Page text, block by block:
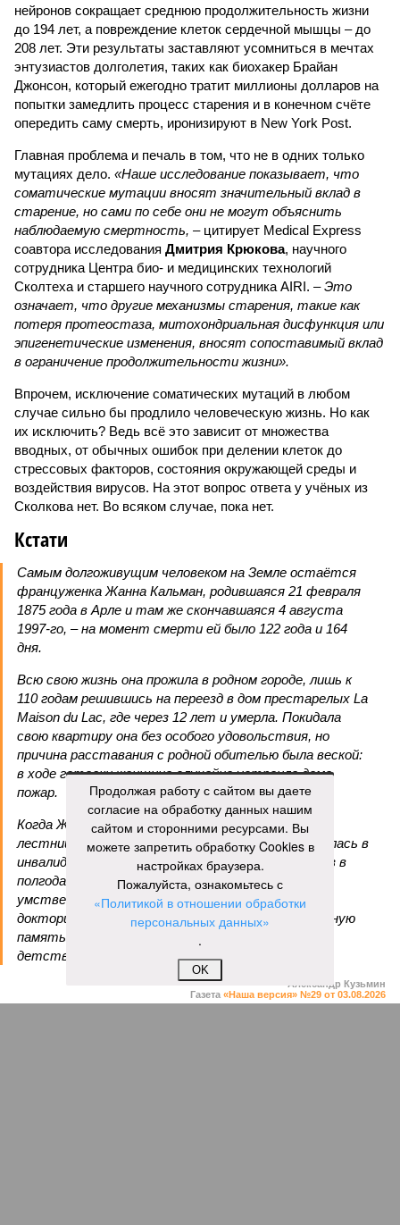
нейронов сокращает среднюю продолжительность жизни
до 194 лет, а повреждение клеток сердечной мышцы – до
208 лет. Эти результаты заставляют усомниться в мечтах
энтузиастов долголетия, таких как биохакер Брайан
Джонсон, который ежегодно тратит миллионы долларов на
попытки замедлить процесс старения и в конечном счёте
опередить саму смерть, иронизируют в New York Post.
Главная проблема и печаль в том, что не в одних только
мутациях дело. «Наше исследование показывает, что
соматические мутации вносят значительный вклад в
старение, но сами по себе они не могут объяснить
наблюдаемую смертность, –цитирует Medical Express
соавтора исследования Дмитрия Крюкова, научного
сотрудника Центра био- и медицинских технологий
Сколтеха и старшего научного сотрудника AIRI. –Это
означает, что другие механизмы старения, такие как
потеря протеостаза, митохондриальная дисфункция или
эпигенетические изменения, вносят сопоставимый вклад
в ограничение продолжительности жизни».
Впрочем, исключение соматических мутаций в любом
случае сильно бы продлило человеческую жизнь. Но как
их исключить? Ведь всё это зависит от множества
вводных, от обычных ошибок при делении клеток до
стрессовых факторов, состояния окружающей среды и
воздействия вирусов. На этот вопрос ответа у учёных из
Сколкова нет. Во всяком случае, пока нет.
Кстати
Самым долгоживущим человеком на Земле остаётся
француженка Жанна Кальман, родившаяся 21 февраля
1875 года в Арле и там же скончавшаяся 4 августа
1997-го, – на момент смерти ей было 122 года и 164
дня.
Всю свою жизнь она прожила в родном городе, лишь к
110 годам решившись на переезд в дом престарелых La
Maison du Lac, где через 12 лет и умерла. Покидала
свою квартиру она без особого удовольствия, но
причина расставания с родной обителью была веской:
в ходе готовки женщина случайно устроила дома
пожар.
Когда Жанне Кальман было 115 лет, она упала с
лестницы и сломала бедро и с тех пор передвигалась в
инвалидном кресле. Нейропсихолог Карен Ричи раз в
полгода проводила исследования психического и
умственного состояния старушки: по словам
докторши, Кальман до самого конца сохраняла ясную
память и ум, рассказывая Ричи стихи из своего
детства и решая арифметические задачки.
Александр Кузьмин
Газета «Наша версия» №29 от 03.08.2026
Продолжая работу с сайтом вы даете
согласие на обработку данных нашим
сайтом и сторонними ресурсами. Вы
можете запретить обработку Cookies в
настройках браузера.
Пожалуйста, ознакомьтесь с
«Политикой в отношении обработки
персональных данных»
.
OK